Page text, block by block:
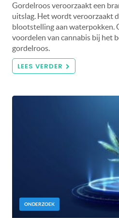
Gordelroos veroorzaakt een
uitslag. Het wordt veroorzaakt
blootstelling aan waterpokken.
voordelen van cannabis bij het
gordelroos.
LEES VERDER
ONDERZOEK